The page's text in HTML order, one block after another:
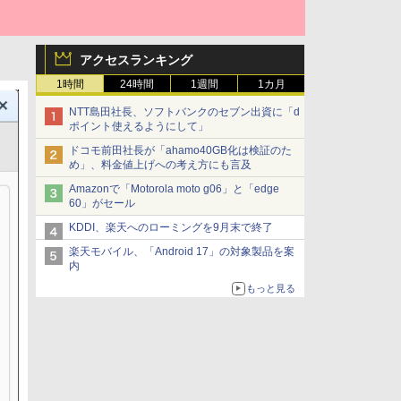
アクセスランキング
1時間 24時間 1週間 1カ月
NTT島田社長、ソフトバンクのセブン出資に「d
ポイント使えるようにして」
ドコモ前田社長が「ahamo40GB化は検証のた
め」、料金値上げへの考え方にも言及
Amazonで「Motorola moto g06」と「edge
60」がセール
KDDI、楽天へのローミングを9月末で終了
楽天モバイル、「Android 17」の対象製品を案
内
もっと見る